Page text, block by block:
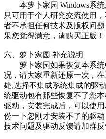
本萝卜家园 Windows系统
只可用于个人研究交流使用
者不承担任何技术及版权问
果您觉得满意，请购买正版！
六、萝卜家园 补充说明
萝卜家园如果恢复本系统
况，请大家重新还原一次，
处,选择不集成系统集成的驱
统驱动包有那些恢复不了您
驱动，安装完成后，可以使
份一下您刚才安装不了的驱
技术问题及驱动反馈请加群反